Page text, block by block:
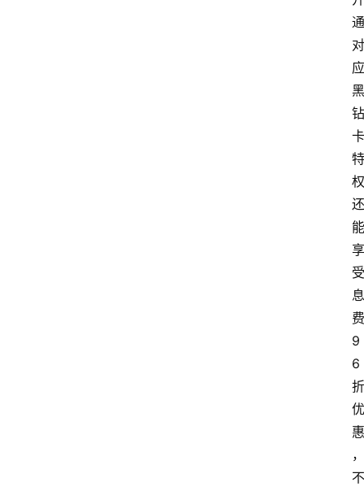
通
对
应
黑
钻
卡
特
权
还
能
享
受
息
费
9
6
折
优
惠
，
不